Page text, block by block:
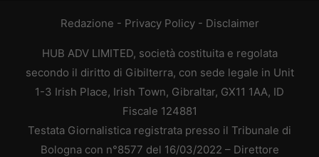
Redazione - Privacy Policy- Disclaimer
HUB ADV LIMITED, società costituita e regolata
secondo il diritto di Gibilterra, con sede legale in Unit
1-3 Irish Place, Irish Town, Gibraltar, GX11 1AA, ID
Fiscale 124881
Testata Giornalistica registrata presso il Tribunale di
Bologna con n°8577 del 16/03/2022 – Direttore